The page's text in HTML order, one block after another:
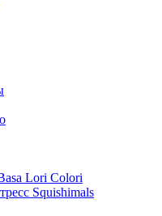
Lori Colori
Squishimals